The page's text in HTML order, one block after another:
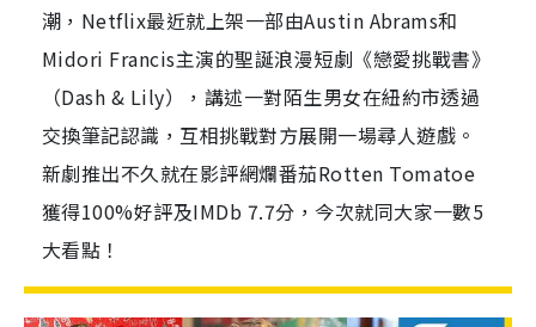
潮，Netflix最近就上架一部由Austin Abrams和
Midori Francis主演的聖誕浪漫短劇《戀愛挑戰書》
（Dash & Lily），講述一對陌生男女在紐約市透過
交換筆記認識，互相挑戰對方展開一場尋人遊戲。
新劇推出不久就在影評網爛番茄Rotten Tomatoe
獲得100%好評及IMDb 7.7分，今次就同大家一數5
大看點！